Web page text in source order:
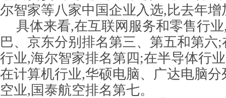
尔智家等八家中国企业入选,比去年增
具体来看,在互联网服务和零售行
巴、京东分别排名第三、第五和第六
行业,海尔智家排名第四;在半导体行
在计算机行业,华硕电脑、广达电脑
空业,国泰航空排名第七。